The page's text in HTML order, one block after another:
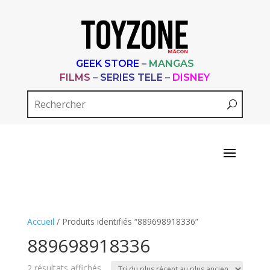
GEEK STORE – MANGAS
FILMS – SERIES TELE – DISNEY
Accueil / Produits identifiés “889698918336”
889698918336
Trié